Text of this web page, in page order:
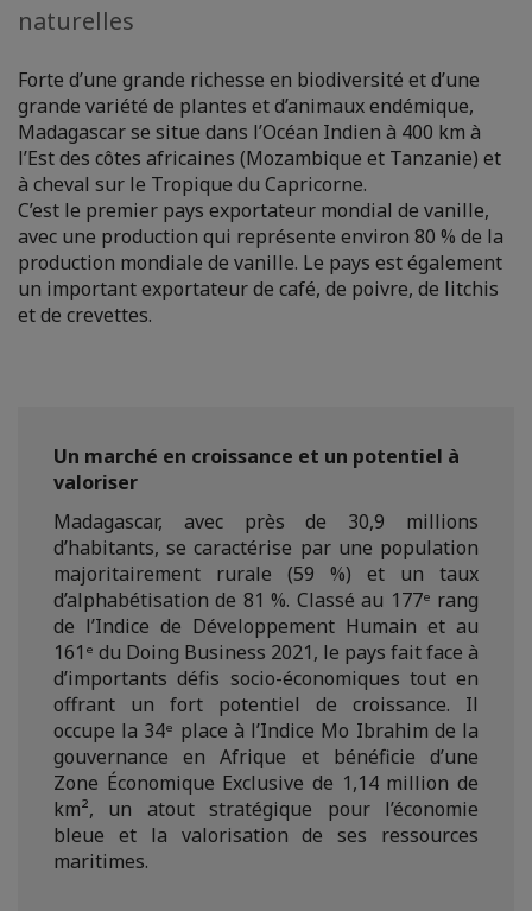
naturelles
Forte d’une grande richesse en biodiversité et d’une
grande variété de plantes et d’animaux endémique,
Madagascar se situe dans l’Océan Indien à 400 km à
l’Est des côtes africaines (Mozambique et Tanzanie) et
à cheval sur le Tropique du Capricorne.
C’est le premier pays exportateur mondial de vanille,
avec une production qui représente environ 80 % de la
production mondiale de vanille. Le pays est également
un important exportateur de café, de poivre, de litchis
et de crevettes.
Un marché en croissance et un potentiel à
valoriser
Madagascar, avec près de 30,9 millions
d’habitants, se caractérise par une population
majoritairement rurale (59 %) et un taux
d’alphabétisation de 81 %. Classé au 177ᵉ rang
de l’Indice de Développement Humain et au
161ᵉ du Doing Business 2021, le pays fait face à
d’importants défis socio-économiques tout en
offrant un fort potentiel de croissance. Il
occupe la 34ᵉ place à l’Indice Mo Ibrahim de la
gouvernance en Afrique et bénéficie d’une
Zone Économique Exclusive de 1,14 million de
km², un atout stratégique pour l’économie
bleue et la valorisation de ses ressources
maritimes.